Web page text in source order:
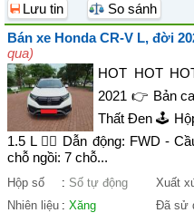
Lưu tin
So sánh
Bán xe Honda CR-V L, đời
qua)
HOT HOT
2021 👉 Bản
Thất Đen 🕹️
1.5 L 🚴‍♀️ Dẫn động: FWD -
chỗ ngồi: 7 chỗ...
Hộp số : Số tự động Xuất
Nhiên liệu : Xăng Đã sử